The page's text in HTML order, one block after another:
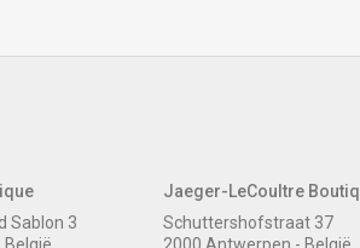
Sablon 3
België
Jaeger-LeCoultre
Schuttershofstraat 37
2000 Antwerpen - België